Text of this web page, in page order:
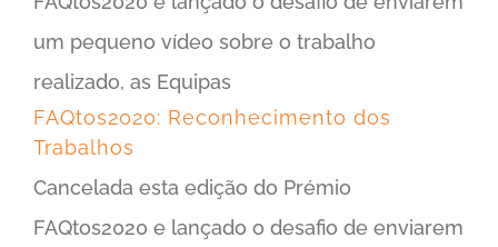
FAQtos2020: Reconhecimento dos
Trabalhos
Cancelada esta edição do Prémio
FAQtos2020 e lançado o desafio de enviarem